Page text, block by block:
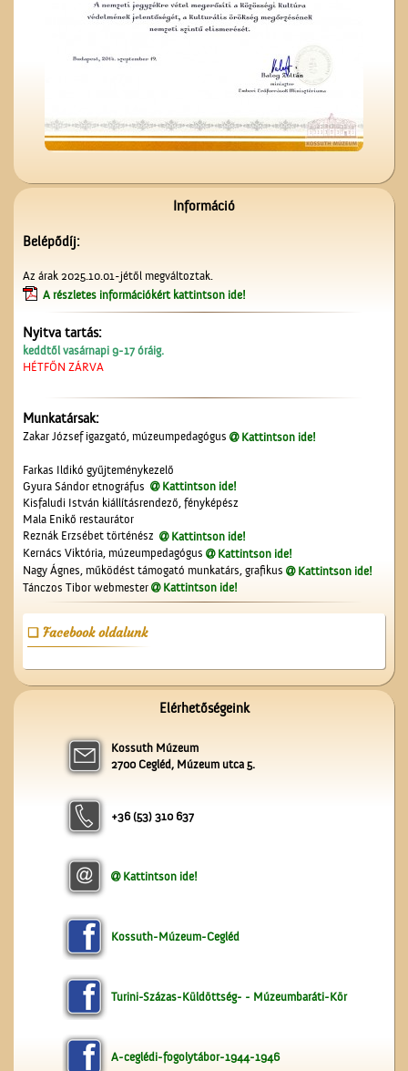
Lajos utcából
Műkedvelő színjátszók
Cegléden
A számolócédulák
A ceglédi Vasutas
Dalkarról
A Mizsei úti vendéglő
a Berger
Információ
Belépődíj:
Az árak 2025.10.01-jétől megváltoztak.
A részletes információkért kattintson ide!
Nyitva tartás:
keddtől vasárnapi 9-17 óráig.
HÉTFŐN ZÁRVA
Munkatársak:
Zakar József igazgató, múzeumpedagógus Kattintson ide!
Farkas Ildikó gyűjteménykezelő
Gyura Sándor etnográfus
Kattintson ide!
Kisfaludi István kiállításrendező, fényképész
Mala Enikő restaurátor
Reznák Erzsébet történész
Kattintson ide!
Kernács Viktória, múzeumpedagógus
Kattintson ide!
Nagy Ágnes, működést támogató munkatárs, grafikus
Kattintson ide!
Tánczos Tibor webmester
Kattintson ide!
Facebook oldalunk
Elérhetőségeink
Kossuth Múzeum
2700 Cegléd, Múzeum utca 5.
+36 (53) 310 637
Kattintson ide!
Kossuth-Múzeum-Cegléd
Turini-Százas-Küldöttség- - Múzeumbaráti-Kör
A-ceglédi-fogolytábor-1944-1946